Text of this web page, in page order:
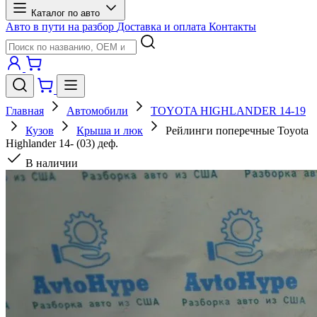
Каталог по авто
Авто в пути на разбор Доставка и оплата Контакты
Главная Автомобили
TOYOTA HIGHLANDER 14-19
Кузов
Крыша и люк
Рейлинги поперечные Toyota
Highlander 14- (03) деф.
В наличии